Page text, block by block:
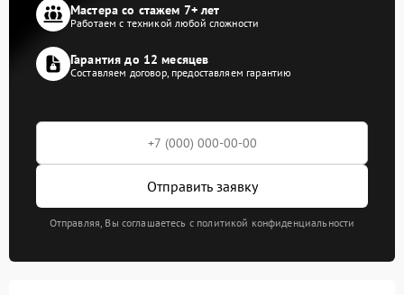
Мастера со стажем 7+ лет
Работаем с техникой любой сложности
Гарантия до 12 месяцев
Составляем договор, предоставляем гарантию
Отправить заявку
Отправляя, Вы соглашаетесь с политикой конфиденциальности